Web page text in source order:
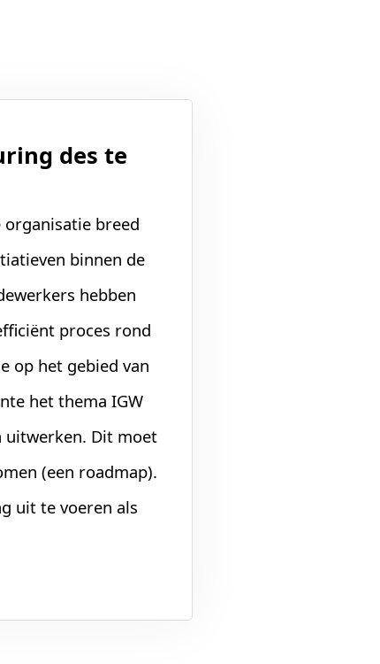
des te
breed
binnen de
hebben
proces rond
op het gebied van
het thema IGW
uitwerken. Dit moet
(een roadmap).
uit te voeren als